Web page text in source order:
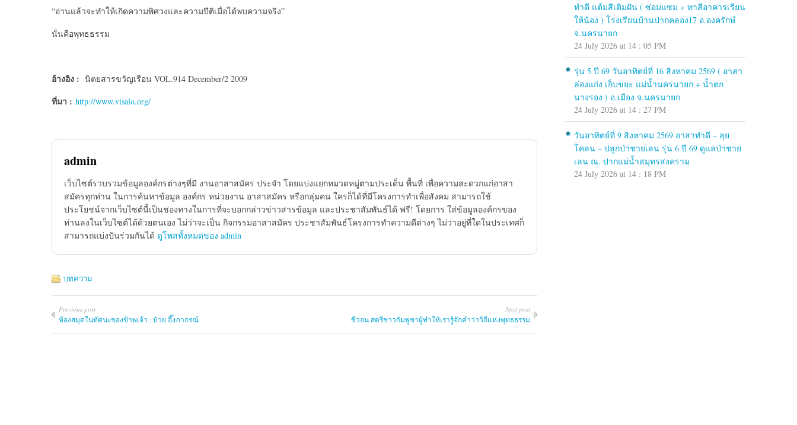
“อ่านแล้วจะทำให้เกิดความพิศวงและความปีติเมื่อได้พบความจริง”
นั่นคือพุทธธรรม
อ้างอิง : นิตยสารขวัญเรือน VOL.914 December/2 2009
ที่มา : http://www.visalo.org/
admin
เว็บไซต์รวบรวมข้อมูลองค์กรต่างๆที่มี งานอาสาสมัคร ประจำ โดยแบ่งแยกหมวดหมู่ตามประเด็น พื้นที่ เพื่อความสะดวกแก่อาสา
สมัครทุกท่าน ในการค้นหาข้อมูล องค์กร หน่วยงาน อาสาสมัคร หรือกลุ่มคน ใครก็ได้ที่มีโครงการทำเพื่อสังคม สามารถใช้
ประโยชน์จากเว็บไซต์นี้เป็นช่องทางในการที่จะบอกกล่าวข่าวสารข้อมูล และประชาสัมพันธ์ได้ ฟรี! โดยการ ใส่ข้อมูลองค์กรของ
ท่านลงในเว็บไซต์ได้ด้วยตนเอง ไม่ว่าจะเป็น กิจกรรมอาสาสมัคร ประชาสัมพันธ์โครงการทำความดีต่างๆ ไม่ว่าอยู่ที่ใดในประเทศก็
สามารถแบ่งปันร่วมกันได้ ดูโพสทั้งหมดของ admin
บทความ
Previous post
ห้องสมุดในทัศนะของข้าพเจ้า : ป๋วย อึ๊งภากรณ์
Next post
ซีวอน สตรีชาวกัมพูชาผู้ทำให้เรารู้จักคำว่าวิถีแห่งพุทธธรรม
ทำดี แต้มสีเติมฝัน ( ซ่อมแซม + ทาสีอาคารเรียน
ให้น้อง ) โรงเรียนบ้านปากคลอง17 อ.องครักษ์
จ.นครนายก
24 July 2026 at 14 : 05 PM
รุ่น 5 ปี 69 วันอาทิตย์ที่ 16 สิงหาคม 2569 ( อาสา
ล่องแก่ง เก็บขยะ แม่น้ำนครนายก + น้ำตก
นางรอง ) อ.เมือง จ.นครนายก
24 July 2026 at 14 : 27 PM
วันอาทิตย์ที่ 9 สิงหาคม 2569 อาสาทำดี – ลุย
โคลน – ปลูกป่าชายเลน รุ่น 6 ปี 69 ดูแลป่าชาย
เลน ณ. ปากแม่น้ำสมุทรสงคราม
24 July 2026 at 14 : 18 PM